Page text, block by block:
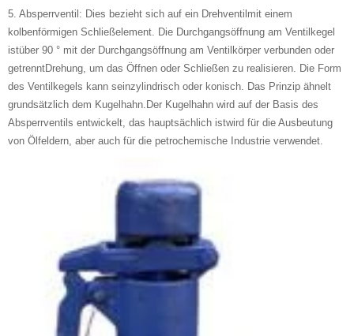
5. Absperrventil: Dies bezieht sich auf ein Drehventilmit einem
kolbenförmigen Schließelement. Die Durchgangsöffnung am Ventilkegel
istüber 90 ° mit der Durchgangsöffnung am Ventilkörper verbunden oder
getrenntDrehung, um das Öffnen oder Schließen zu realisieren. Die Form
des Ventilkegels kann seinzylindrisch oder konisch. Das Prinzip ähnelt
grundsätzlich dem Kugelhahn.Der Kugelhahn wird auf der Basis des
Absperrventils entwickelt, das hauptsächlich istwird für die Ausbeutung
von Ölfeldern, aber auch für die petrochemische Industrie verwendet.